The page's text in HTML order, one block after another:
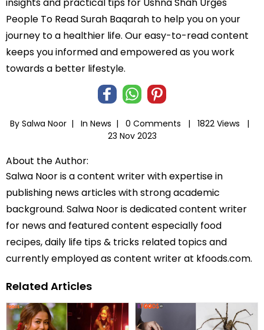
People To Read Surah Baqarah to help you on your
journey to a healthier life. Our easy-to-read content
keeps you informed and empowered as you work
towards a better lifestyle.
By Salwa Noor | In News | 0 Comments |
1822 Views |
23 Nov 2023
About the Author:
Salwa Noor is a content writer with expertise in
publishing news articles with strong academic
background. Salwa Noor is dedicated content writer
for news and featured content especially food
recipes, daily life tips & tricks related topics and
currently employed as content writer at kfoods.com.
Related Articles